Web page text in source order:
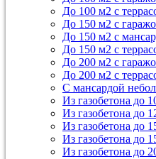
До 100 м2 с
До 150 м2 с
До 150 м2 с
До 150 м2 с
До 200 м2 с
До 200 м2 с
С мансардой
Из газобетона до
Из газобетона до
Из газобетона до
Из газобетона до
Из газобетона до